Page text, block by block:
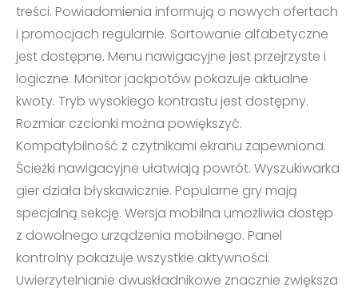
treści. Powiadomienia informują o nowych ofertach
i promocjach regularnie. Sortowanie alfabetyczne
jest dostępne. Menu nawigacyjne jest przejrzyste i
logiczne. Monitor jackpotów pokazuje aktualne
kwoty. Tryb wysokiego kontrastu jest dostępny.
Rozmiar czcionki można powiększyć.
Kompatybilność z czytnikami ekranu zapewniona.
Ścieżki nawigacyjne ułatwiają powrót. Wyszukiwarka
gier działa błyskawicznie. Popularne gry mają
specjalną sekcję. Wersja mobilna umożliwia dostęp
z dowolnego urządzenia mobilnego. Panel
kontrolny pokazuje wszystkie aktywności.
Uwierzytelnianie dwuskładnikowe znacznie zwiększa